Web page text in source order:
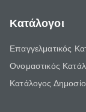
Κατάλογοι
Επαγγελματικός
Ονομαστικός
Κατάλογος